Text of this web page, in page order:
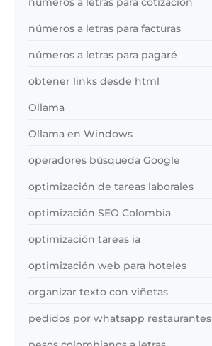
números a letras para facturas
números a letras para pagaré
obtener links desde html
Ollama
Ollama en Windows
operadores búsqueda Google
optimización de tareas laborales
optimización SEO Colombia
optimización tareas ia
optimización web para hoteles
organizar texto con viñetas
pedidos por whatsapp restaurantes